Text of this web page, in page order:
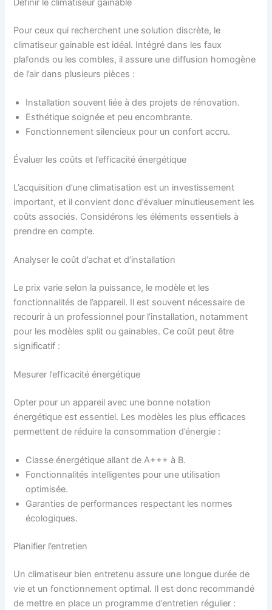
Définir le climatiseur gainable
Pour ceux qui recherchent une solution discrète, le
climatiseur gainable est idéal. Intégré dans les faux
plafonds ou les combles, il assure une diffusion homogène
de l’air dans plusieurs pièces :
Installation souvent liée à des projets de rénovation.
Esthétique soignée et peu encombrante.
Fonctionnement silencieux pour un confort accru.
Évaluer les coûts et l’efficacité énergétique
L’acquisition d’une climatisation est un investissement
important, et il convient donc d’évaluer minutieusement les
coûts associés. Considérons les éléments essentiels à
prendre en compte.
Analyser le coût d’achat et d’installation
Le prix varie selon la puissance, le modèle et les
fonctionnalités de l’appareil. Il est souvent nécessaire de
recourir à un professionnel pour l’installation, notamment
pour les modèles split ou gainables. Ce coût peut être
significatif :
Mesurer l’efficacité énergétique
Opter pour un appareil avec une bonne notation
énergétique est essentiel. Les modèles les plus efficaces
permettent de réduire la consommation d’énergie :
Classe énergétique allant de A+++ à B.
Fonctionnalités intelligentes pour une utilisation
optimisée.
Garanties de performances respectant les normes
écologiques.
Planifier l’entretien
Un climatiseur bien entretenu assure une longue durée de
vie et un fonctionnement optimal. Il est donc recommandé
de mettre en place un programme d’entretien régulier :